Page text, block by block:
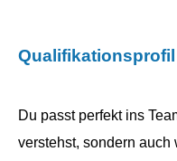
Qualifikationsprofil
Du passt perfekt ins
verstehst, sondern